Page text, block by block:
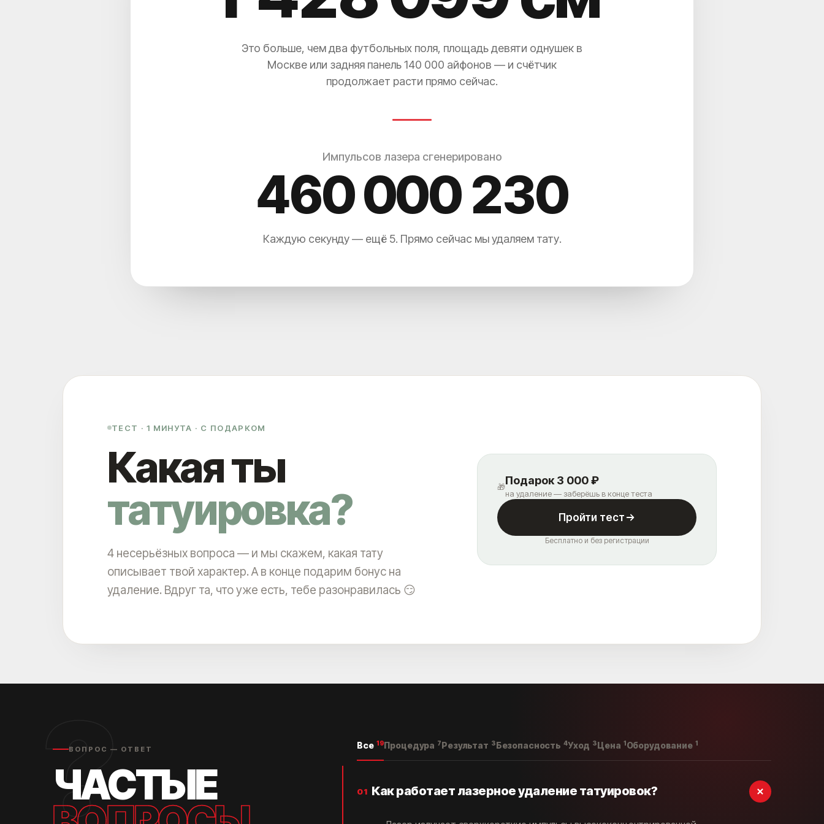
Это больше, чем два футбольных поля, площадь девяти однушек в
Москве или задняя панель 140 000 айфонов — и счётчик
продолжает расти прямо сейчас.
Импульсов лазера сгенерировано
460 000 235
Каждую секунду — ещё 5. Прямо сейчас мы удаляем тату.
ТЕСТ · 1 МИНУТА · С ПОДАРКОМ
Какая ты
татуировка?
4 несерьёзных вопроса — и мы скажем, какая тату
описывает твой характер. А в конце подарим бонус на
удаление. Вдруг та, что уже есть, тебе разонравилась 😏
🎁Подарок 3 000 ₽
на удаление — заберёшь в конце теста
Пройти тест
Бесплатно и без регистрации
?
ВОПРОС — ОТВЕТ
ЧАСТЫЕ
Все 19Процедура 7Результат 3Безопасность 4Уход 3Цена 1Оборудование 1
01 Как работает лазерное удаление татуировок?